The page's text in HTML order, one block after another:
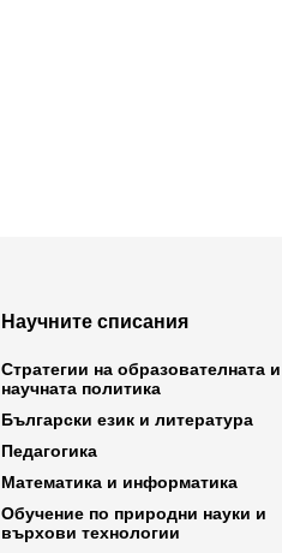
Научните списания
Стратегии на образователната и
научната политика
Български език и литература
Педагогика
Математика и информатика
Обучение по природни науки и
върхови технологии